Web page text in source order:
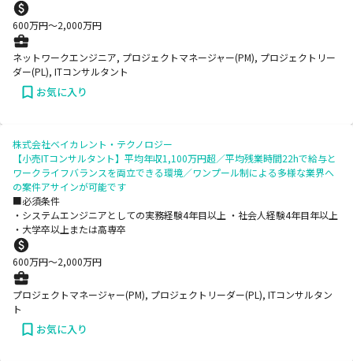
600万円〜2,000万円
ネットワークエンジニア, プロジェクトマネージャー(PM), プロジェクトリー
ダー(PL), ITコンサルタント
お気に入り
株式会社ベイカレント・テクノロジー
【小売ITコンサルタント】平均年収1,100万円超／平均残業時間22hで給与と
ワークライフバランスを両立できる環境／ワンプール制による多様な業界へ
の案件アサインが可能です
■必須条件
・システムエンジニアとしての実務経験4年目以上 ・社会人経験4年目年以上
・大学卒以上または高専卒
600万円〜2,000万円
プロジェクトマネージャー(PM), プロジェクトリーダー(PL), ITコンサルタン
ト
お気に入り